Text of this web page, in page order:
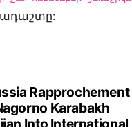
Rapprochement
Karabakh